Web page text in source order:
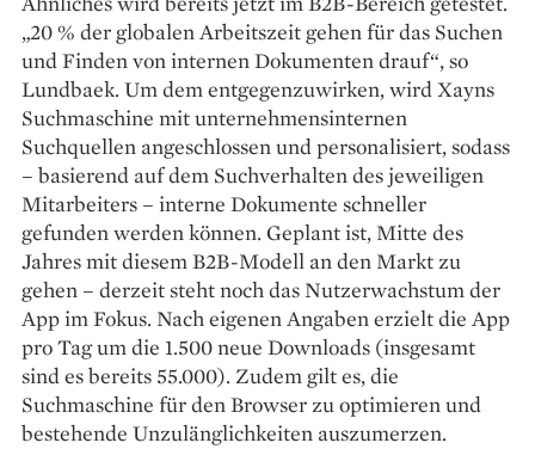
„20 % der globalen Arbeitszeit gehen für das Suchen
und Finden von internen Dokumenten drauf“, so
Lundbaek. Um dem entgegenzuwirken, wird Xayns
Suchmaschine mit unternehmensinternen
Suchquellen angeschlossen und personalisiert, sodass
– basierend auf dem Suchverhalten des jeweiligen
Mitarbeiters – interne Dokumente schneller
gefunden werden können. Geplant ist, Mitte des
Jahres mit diesem B2B-Modell an den Markt zu
gehen – derzeit steht noch das Nutzerwachstum der
App im Fokus. Nach eigenen Angaben erzielt die App
pro Tag um die 1.500 neue Downloads (insgesamt
sind es bereits 55.000). Zudem gilt es, die
Suchmaschine für den Browser zu optimieren und
bestehende Un­zulänglichkeiten auszumerzen.